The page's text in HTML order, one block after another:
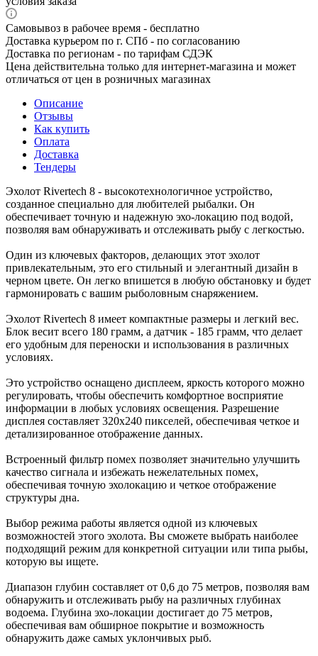
Самовывоз в рабочее время - бесплатно
Доставка курьером по г. СПб - по согласованию
Доставка по регионам - по тарифам СДЭК
Цена действительна только для интернет-магазина и может
отличаться от цен в розничных магазинах
Описание
Отзывы
Как купить
Оплата
Доставка
Тендеры
Эхолот Rivertech 8 - высокотехнологичное устройство,
созданное специально для любителей рыбалки. Он
обеспечивает точную и надежную эхо-локацию под водой,
позволяя вам обнаруживать и отслеживать рыбу с легкостью.
Один из ключевых факторов, делающих этот эхолот
привлекательным, это его стильный и элегантный дизайн в
черном цвете. Он легко впишется в любую обстановку и будет
гармонировать с вашим рыболовным снаряжением.
Эхолот Rivertech 8 имеет компактные размеры и легкий вес.
Блок весит всего 180 грамм, а датчик - 185 грамм, что делает
его удобным для переноски и использования в различных
условиях.
Это устройство оснащено дисплеем, яркость которого можно
регулировать, чтобы обеспечить комфортное восприятие
информации в любых условиях освещения. Разрешение
дисплея составляет 320х240 пикселей, обеспечивая четкое и
детализированное отображение данных.
Встроенный фильтр помех позволяет значительно улучшить
качество сигнала и избежать нежелательных помех,
обеспечивая точную эхолокацию и четкое отображение
структуры дна.
Выбор режима работы является одной из ключевых
возможностей этого эхолота. Вы сможете выбрать наиболее
подходящий режим для конкретной ситуации или типа рыбы,
которую вы ищете.
Диапазон глубин составляет от 0,6 до 75 метров, позволяя вам
обнаружить и отслеживать рыбу на различных глубинах
водоема. Глубина эхо-локации достигает до 75 метров,
обеспечивая вам обширное покрытие и возможность
обнаружить даже самых уклончивых рыб.